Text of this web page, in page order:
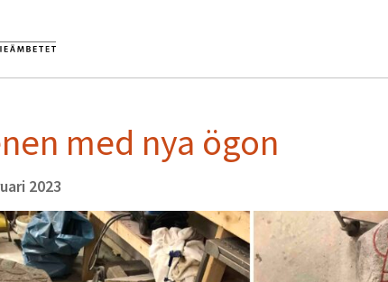
med nya ögon
2023